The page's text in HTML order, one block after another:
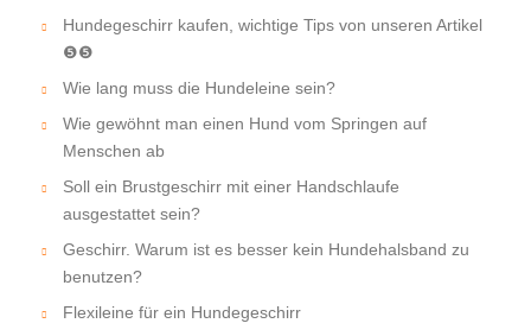
Hundegeschirr kaufen, wichtige Tips von unseren Artikel
❺❺
Wie lang muss die Hundeleine sein?
Wie gewöhnt man einen Hund vom Springen auf
Menschen ab
Soll ein Brustgeschirr mit einer Handschlaufe
ausgestattet sein?
Geschirr. Warum ist es besser kein Hundehalsband zu
benutzen?
Flexileine für ein Hundegeschirr